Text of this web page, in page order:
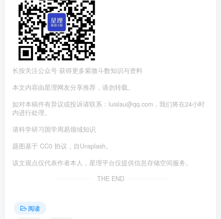
长按关注公众号 获得更多紫微斗数知识与资料
本文内容由星理网友分享推荐，请勿转载。
如对本稿件有异议或投诉请联系：luislau@qq.com，我们将在24小时
内进行处理。
请科学研习国学周易领域知识
题图基于 CC0 协议，自Unsplash。
该文观点仅代表作者本人，星理平台仅提供信息存储空间服务。
THE END
阅读